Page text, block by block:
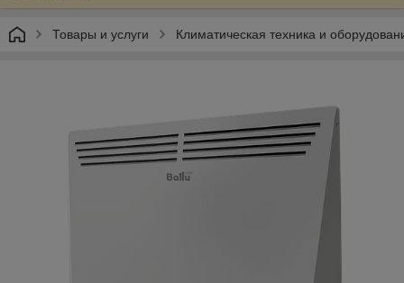
Товары и услуги Климатическая техника и